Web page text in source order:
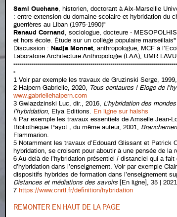
Sami Ouchane, historien, doctorant à Aix-Marseille
: entre extension du domaine scolaire et hybridation du
guerrières au Liban (1975-1990)"
Renaud Cornand , sociologue, docteure -
et hors école. Étude sur un collège populaire marseillais"
Discussion : Nadja Monnet, anthropologue, MCF à
Laboratoire Architecture Anthropologie (LAA), UMR
-
1 Voir par exemple les travaux de Gruzinski Serge, 1999,
2 Halpern Gabrielle, 2020, Tous centaures ! Eloge de
www.gabriellehalpern.com
3 Gwiazdzinski Luc, dir., 2016, L’hybridation des
l’hybridation, Elya Editions. En ligne sur halshs
4 Par exemple les travaux essentiels de Amselle Jean-
Bibliothèque Payot ; du même auteur, 2001,
Flammarion.
5 Notamment les travaux d’Edouard Glissant et Patrick
hybridation, se croisent pour aboutir à une pensée de la
6 Au-delà de l’hybridation présentiel / distanciel qui a
d’hybridation dans l’enseignement. Voir par exemple
dispositifs hybrides de formation dans l’enseignement
Distances et médiations des savoirs[En ligne], 35 | 2021
7 https://www.cnrtl.fr/definition/hybridation
REMONTER EN HAUT DE LA PAGE